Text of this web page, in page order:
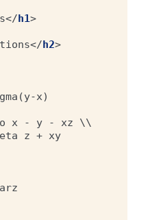
</h1>
</h2>
x)
x - y - xz \\
z + xy